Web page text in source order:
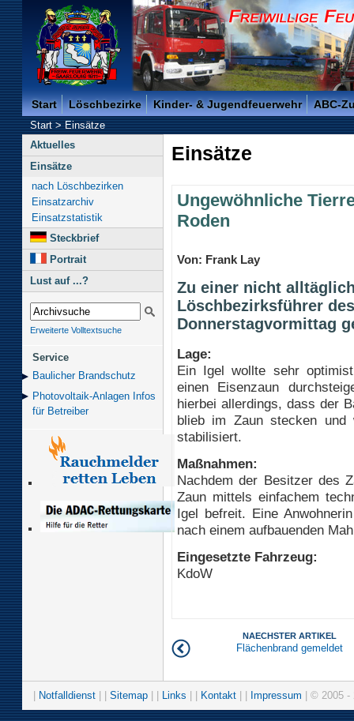
Freiwillige Feuerwehr der Kreisstadt Saarlouis -
Start Löschbezirke Kinder- & Jugendfeuerwehr ABC-
Start>Einsätze
Aktuelles
Einsätze
nach Löschbezirken
Einsatzarchiv
Einsatzstatistik
Steckbrief
Portrait
Lust auf ...?
Erweiterte Volltextsuche
Service
Baulicher Brand­schutz
Photovoltaik-Anlagen Infos
für Betreiber
Einsätze
Ungewöhnliche
Roden
Von: Frank Lay
Zu einer nicht
Löschbezirksführer
Donnerstagvormittag
Lage:
Ein Igel wollte sehr
einen Eisenzaun
hierbei allerdings, dass der
blieb im Zaun stecken und
stabilisiert.
Maßnahmen:
Nachdem der Besitzer des
Zaun mittels einfachem
Igel befreit. Eine
nach einem aufbauenden
Eingesetzte Fahrzeug:
KdoW
NAECHSTER ARTIKEL
Flächenbrand gemeldet
Notfalldienst Sitemap Links Kontakt Impressum | © 2005 -